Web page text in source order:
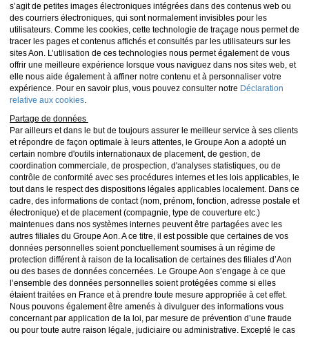
s’agit de petites images électroniques intégrées dans des contenus web ou
des courriers électroniques, qui sont normalement invisibles pour les
utilisateurs. Comme les cookies, cette technologie de traçage nous permet de
tracer les pages et contenus affichés et consultés par les utilisateurs sur les
sites Aon. L’utilisation de ces technologies nous permet également de vous
offrir une meilleure expérience lorsque vous naviguez dans nos sites web, et
elle nous aide également à affiner notre contenu et à personnaliser votre
expérience. Pour en savoir plus, vous pouvez consulter notre Déclaration
relative aux cookies.
Partage de données
Par ailleurs et dans le but de toujours assurer le meilleur service à ses clients
et répondre de façon optimale à leurs attentes, le Groupe Aon a adopté un
certain nombre d'outils internationaux de placement, de gestion, de
coordination commerciale, de prospection, d'analyses statistiques, ou de
contrôle de conformité avec ses procédures internes et les lois applicables, le
tout dans le respect des dispositions légales applicables localement. Dans ce
cadre, des informations de contact (nom, prénom, fonction, adresse postale et
électronique) et de placement (compagnie, type de couverture etc.)
maintenues dans nos systèmes internes peuvent être partagées avec les
autres filiales du Groupe Aon. A ce titre, il est possible que certaines de vos
données personnelles soient ponctuellement soumises à un régime de
protection différent à raison de la localisation de certaines des filiales d’Aon
ou des bases de données concernées. Le Groupe Aon s’engage à ce que
l’ensemble des données personnelles soient protégées comme si elles
étaient traitées en France et à prendre toute mesure appropriée à cet effet.
Nous pouvons également être amenés à divulguer des informations vous
concernant par application de la loi, par mesure de prévention d’une fraude
ou pour toute autre raison légale, judiciaire ou administrative. Excepté le cas